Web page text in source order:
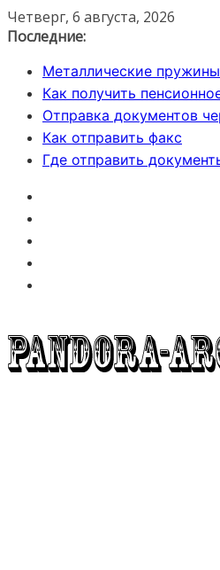
Перейти
к
Четверг, 6 августа, 2026
Последние:
Металлические
Как получить
Отправка документов
Как отправить факс
Где отправить